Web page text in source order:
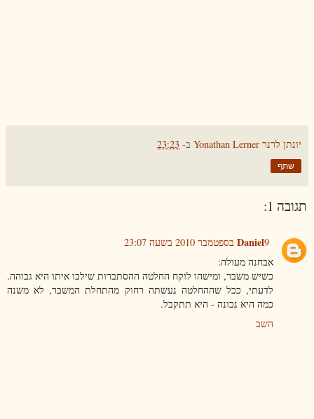
יונתן לרנר Yonathan Lerner ב- 23:23
שתף
תגובה 1:
Daniel9 בספטמבר 2010 בשעה 23:07
אבחנה מעולה:
כשיש משבר, ומישהו לוקח החלטה ההסתברות שילכו איתו היא גבוהה.
לדעתי, ככל שההחלטה נעשתה רחוק מהתחלת המשבר, לא משנה
כמה היא נכונה - היא תתקבל.
השב